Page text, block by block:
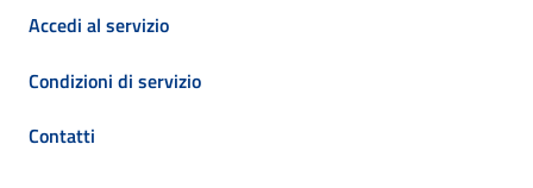
Accedi al servizio
Condizioni di servizio
Contatti